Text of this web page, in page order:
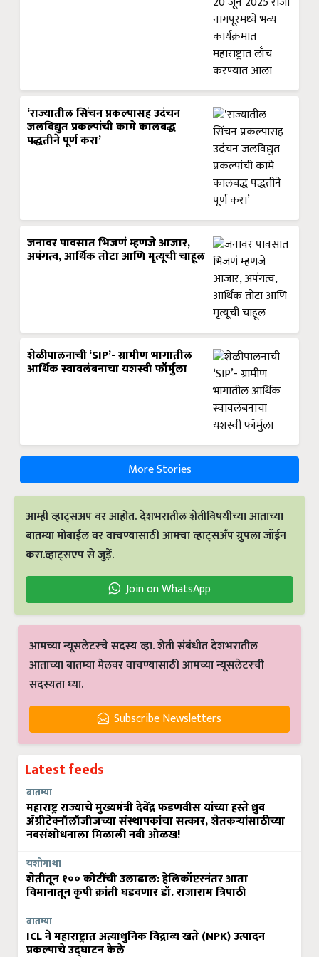
‘राज्यातील सिंचन प्रकल्पासह उदंचन
जलविद्युत प्रकल्पांची कामे कालबद्ध
पद्धतीने पूर्ण करा’
जनावर पावसात भिजणं म्हणजे आजार,
अपंगत्व, आर्थिक तोटा आणि मृत्यूची चाहूल
शेळीपालनाची ‘SIP’- ग्रामीण भागातील
आर्थिक स्वावलंबनाचा यशस्वी फॉर्मुला
More Stories
आम्ही व्हाट्सअप वर आहोत. देशभरातील शेतीविषयीच्या आताच्या
बातम्या मोबाईल वर वाचण्यासाठी आमचा व्हाट्सअँप ग्रुपला जॉईन
करा.व्हाट्सएप से जुड़ें.
Join on WhatsApp
आमच्या न्यूसलेटरचे सदस्य व्हा. शेती संबंधीत देशभरातील
आताच्या बातम्या मेलवर वाचण्यासाठी आमच्या न्यूसलेटरची
सदस्यता घ्या.
Subscribe Newsletters
Latest feeds
बातम्या
महाराष्ट्र राज्याचे मुख्यमंत्री देवेंद्र फडणवीस यांच्या हस्ते ध्रुव
ॲग्रीटेक्नॉलॉजीजच्या संस्थापकांचा सत्कार, शेतकऱ्यांसाठीच्या
नवसंशोधनाला मिळाली नवी ओळख!
यशोगाथा
शेतीतून १०० कोटींची उलाढाल: हेलिकॉप्टरनंतर आता
विमानातून कृषी क्रांती घडवणार डॉ. राजाराम त्रिपाठी
बातम्या
ICL ने महाराष्ट्रात अत्याधुनिक विद्राव्य खते (NPK) उत्पादन
प्रकल्पाचे उद्घाटन केले